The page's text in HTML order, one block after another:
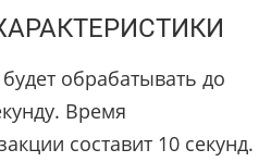
обрабатывать до
Время
составит 10 секунд.